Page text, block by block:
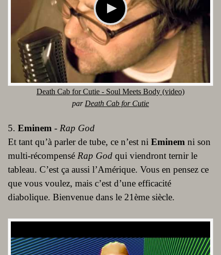
Death Cab for Cutie - Soul Meets Body (video)
par Death Cab for Cutie
5. Eminem - Rap God
Et tant qu’à parler de tube, ce n’est ni Eminem ni son
multi-récompensé Rap God qui viendront ternir le
tableau. C’est ça aussi l’Amérique. Vous en pensez ce
que vous voulez, mais c’est d’une efficacité
diabolique. Bienvenue dans le 21ème siècle.